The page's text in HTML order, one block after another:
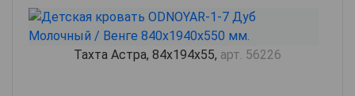
Тахта Астра, 84х194х55, арт. 56226